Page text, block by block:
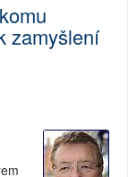
zamyšlení